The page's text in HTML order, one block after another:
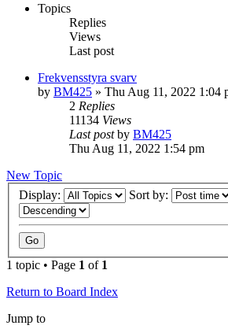
Topics
Replies
Views
Last post
Frekvensstyra svarv
by BM425 » Thu Aug 11, 2022 1:04
2 Replies
11134 Views
Last postby BM425
Thu Aug 11, 2022 1:54 pm
New Topic
Display:
Sort by:
1 topic • Page 1 of 1
Return to Board Index
Jump to